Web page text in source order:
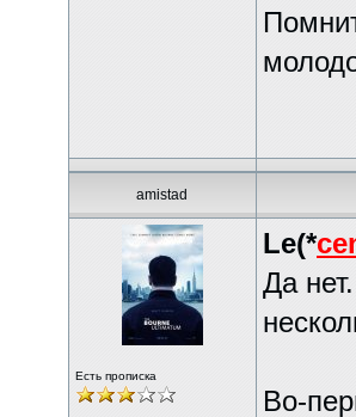
amistad
Есть прописка
Le(*
Да
Во-